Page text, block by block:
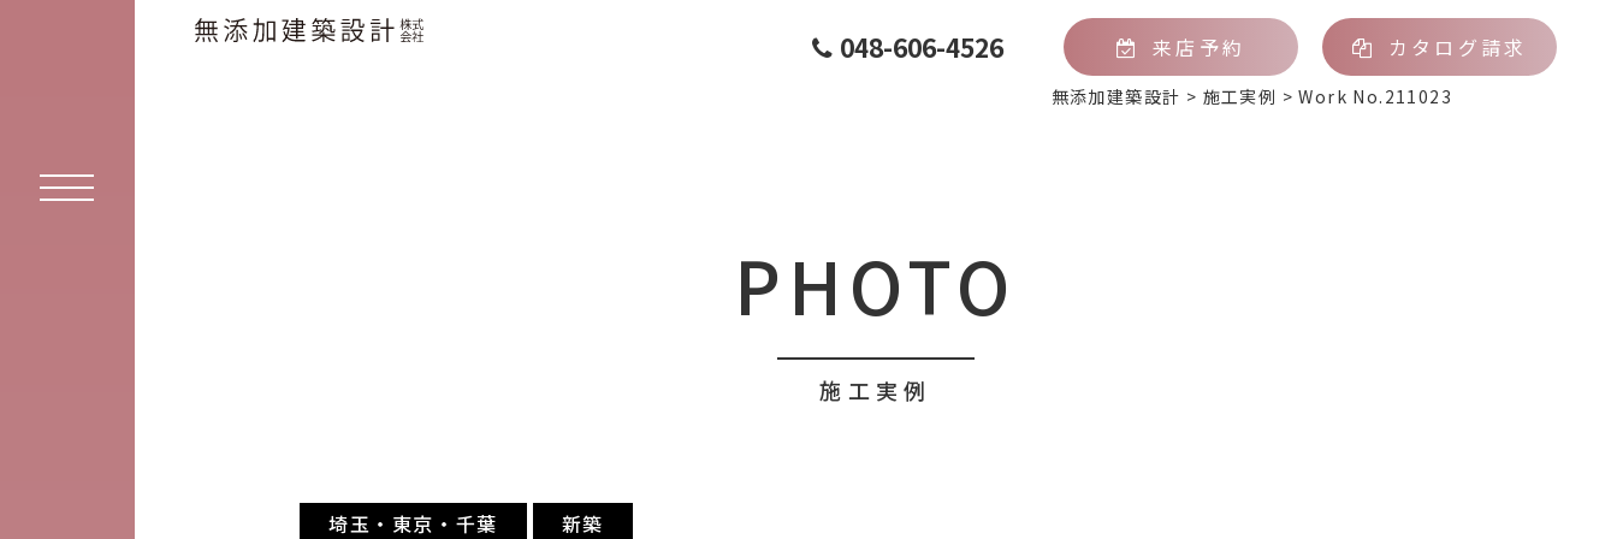
048-606-4526 来店予約 カタログ請求
無添加建築設計 > 施工実例 >Work No.211023
PHOTO
施工実例
埼玉・東京・千葉 新築